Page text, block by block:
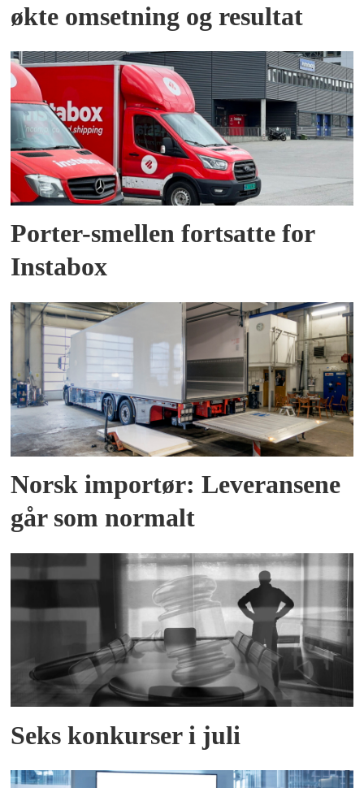
økte omsetning og resultat
Porter-smellen fortsatte for
Instabox
Norsk importør: Leveransene
går som normalt
Seks konkurser i juli